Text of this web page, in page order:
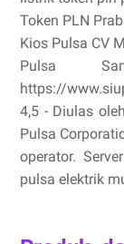
Token PLN
Kios Pulsa CV
Pulsa
https://
4,5 - ‎Diulas
Pulsa
operator.
pulsa elektrik